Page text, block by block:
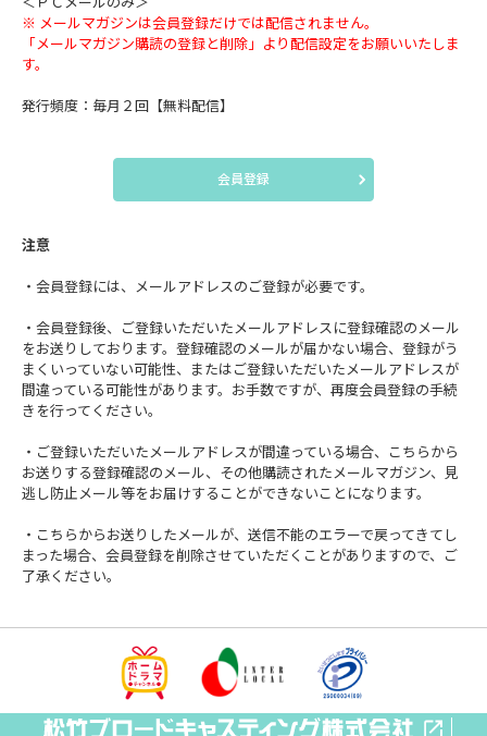
※ メールマガジンは会員登録だけでは配信されません。
「メールマガジン購読の登録と削除」より配信設定をお願いいたしま
す。
発行頻度：毎月２回【無料配信】
会員登録
注意
・会員登録には、メールアドレスのご登録が必要です。
・会員登録後、ご登録いただいたメールアドレスに登録確認のメール
をお送りしております。登録確認のメールが届かない場合、登録がう
まくいっていない可能性、またはご登録いただいたメールアドレスが
間違っている可能性があります。お手数ですが、再度会員登録の手続
きを行ってください。
・ご登録いただいたメールアドレスが間違っている場合、こちらから
お送りする登録確認のメール、その他購読されたメールマガジン、見
逃し防止メール等をお届けすることができないことになります。
・こちらからお送りしたメールが、送信不能のエラーで戻ってきてし
まった場合、会員登録を削除させていただくことがありますので、ご
了承ください。